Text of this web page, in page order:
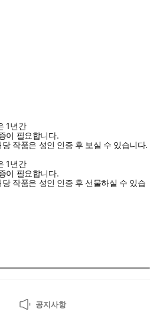
1년간
이 필요합니다.
당 작품은 성인 인증 후 보실 수 있습니다.
1년간
이 필요합니다.
당 작품은 성인 인증 후 선물하실 수 있습
공지사항